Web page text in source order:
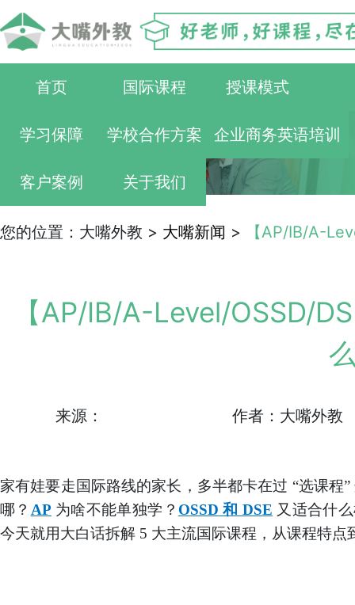
首页 国际课程 授课模式
学习保障 学校合作方案 企业商务英语培训
客户案例 关于我们
您的位置：大嘴外教 > 大嘴新闻 > 【AP/IB/A-
【AP/IB/A-Level/OSSD/
来源： 作者：大嘴外教
家有娃要走国际路线的家长，多半都卡在过 “选课程
哪？ AP 为啥不能单独学？ OSSD 和 DSE 又适合什
今天就用大白话拆解 5 大主流国际课程，从课程特